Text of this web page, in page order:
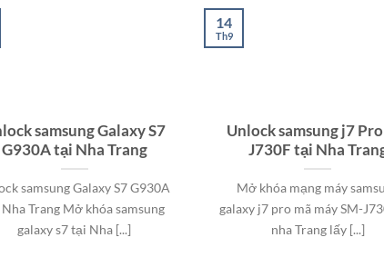
samsung Galaxy S7
G930A tại Nha Trang
samsung Galaxy S7 G930A
Trang Mở khóa samsung
galaxy s7 tại Nha [...]
Unlock samsung j7
J730F tại Nha
Mở khóa mạng máy
galaxy j7 pro mã máy SM-
nha Trang lấy [...]
14
Th9